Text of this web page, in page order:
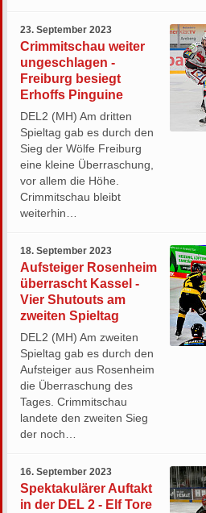
23. September 2023
Crimmitschau weiter
ungeschlagen -
Freiburg besiegt
Erhoffs Pinguine
DEL2 (MH) Am dritten
Spieltag gab es durch den
Sieg der Wölfe Freiburg
eine kleine Überraschung,
vor allem die Höhe.
Crimmitschau bleibt
weiterhin…
18. September 2023
Aufsteiger Rosenheim
überrascht Kassel -
Vier Shutouts am
zweiten Spieltag
DEL2 (MH) Am zweiten
Spieltag gab es durch den
Aufsteiger aus Rosenheim
die Überraschung des
Tages. Crimmitschau
landete den zweiten Sieg
der noch…
16. September 2023
Spektakulärer Auftakt
in der DEL 2 - Elf Tore